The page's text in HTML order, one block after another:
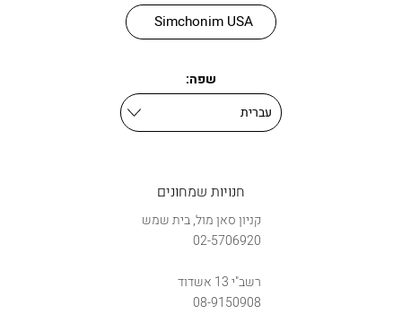
Simchonim USA
שפה:
חנויות שמחונים
קניון סאן מול, בית שמש
02-5706920
רשב"י 13 אשדוד
08-9150908